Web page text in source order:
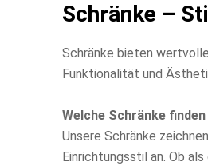
Schränke –
Schränke bieten
Funktionalität und
Welche Schränke
Unsere Schränke
Einrichtungsstil an. Ob